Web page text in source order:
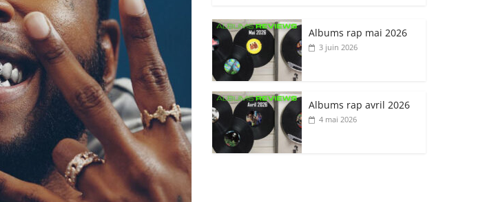
Albums rap mai 2026
3 juin 2026
Albums rap avril 2026
4 mai 2026